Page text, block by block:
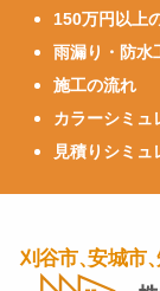
150万円以上
雨漏り・防水
施工の流れ
カラーシミュ
見積りシミュ